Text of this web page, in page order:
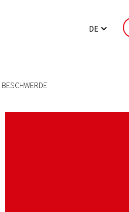
BESCHWERDE
DE
BESCHWERDE
DE